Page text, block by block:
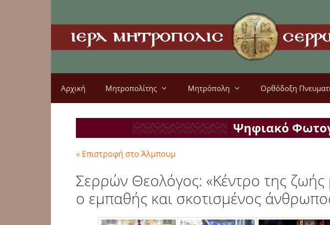
Αρχική Μητροπολίτης Μητρόπολη Ορθόδοξη
Ψηφιακό
« Επιστροφή στο Άλμπουμ
Σερρών Θεολόγος: «Κέντρο της ζωής
ο εμπαθής και σκοτισμένος